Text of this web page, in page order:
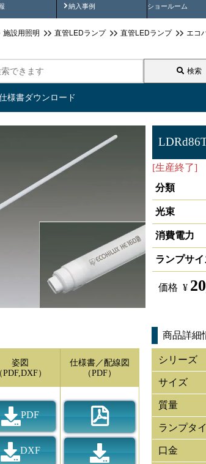
画 納入事例
納入事例動画 ショールーム
施設用照明 直管LEDランプ 直管LEDランプ エコ
検索
様書ダウンロード
[生産終了]
分類
光束
消費電力
ランプサイ
価格 ¥
姿図
PDF,DXF）
PDF
DXF
仕様書／配線図
（PDF）
商品詳細
シリーズ
サイズ
質量
ランプタ
口金